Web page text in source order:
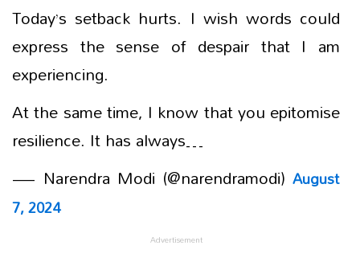
Today’s setback hurts. I wish words could
express the sense of despair that I am
experiencing.
At the same time, I know that you epitomise
resilience. It has always…
— Narendra Modi (@narendramodi) August
7, 2024